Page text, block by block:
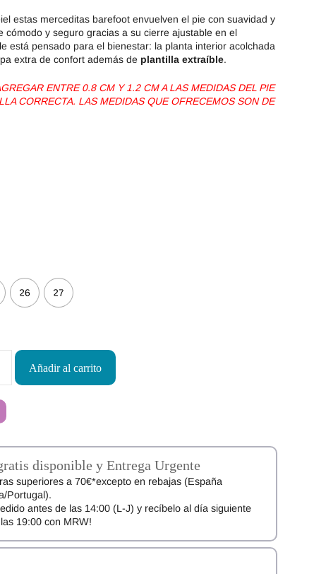
estas merceditas barefoot envuelven el pie con suavidad y
cómodo y seguro gracias a su cierre ajustable en el
está pensado para el bienestar: la planta interior acolchada
extra de confort además de plantilla extraíble.
ENTRE 0.8 CM Y 1.2 CM A LAS MEDIDAS DEL PIE
CORRECTA. LAS MEDIDAS QUE OFRECEMOS SON DE
26 27
Añadir al carrito
disponible y Entrega Urgente
superiores a 70€*excepto en rebajas (España
Portugal).
antes de las 14:00 (L-J) y recíbelo al día siguiente
19:00 con MRW!